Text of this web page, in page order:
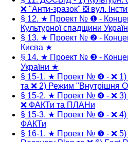
❌ "Анти-зразок" ❎ вул.
§ 12. ★ Проект № ❶ -
Культурної спадщини
§ 13. ★ Проект № ❷ -
Києва ★
§ 14. ★ Проект № ❸ -
України ★
§ 15-1. ★ Проект № ❹ - ❌
та ❌ 2) Режим "Внутрішня
§ 15-2. ★ Проект № ❹ - ❌
❌ ФАКТи та ПЛАНи
§ 15-3. ★ Проект № ❹ - ❌ 4)
ФАКТи
§ 16-1. ★ Проект № ❺ - ❌ 5)